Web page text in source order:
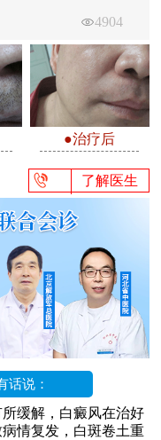
4904
●治疗后
了解医生
话说：
缓解，白癜风在治好
情复发，白斑卷土重